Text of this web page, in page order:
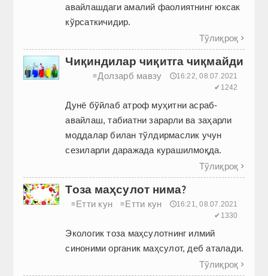
авайлашдаги амалий фаолиятнинг юксак
кўрсаткичидир.
Тўлиқроқ 
Чиқиндилар чиқитга чиқмайди
≡Долзарб мавзу
🕔16:22, 08.07.2021
✔1242
Дунё бўйлаб атроф муҳитни асраб-
авайлаш, табиатни зарарли ва заҳарли
моддалар билан тўлдирмаслик учун
сезиларли даражада курашилмоқда.
Тўлиқроқ 
Тоза маҳсулот нима?
≡Етти кун ≡Етти кун
🕔16:21, 08.07.2021
✔1330
Экологик тоза маҳсулотнинг илмий
синоними органик маҳсулот, деб аталади.
Тўлиқроқ 